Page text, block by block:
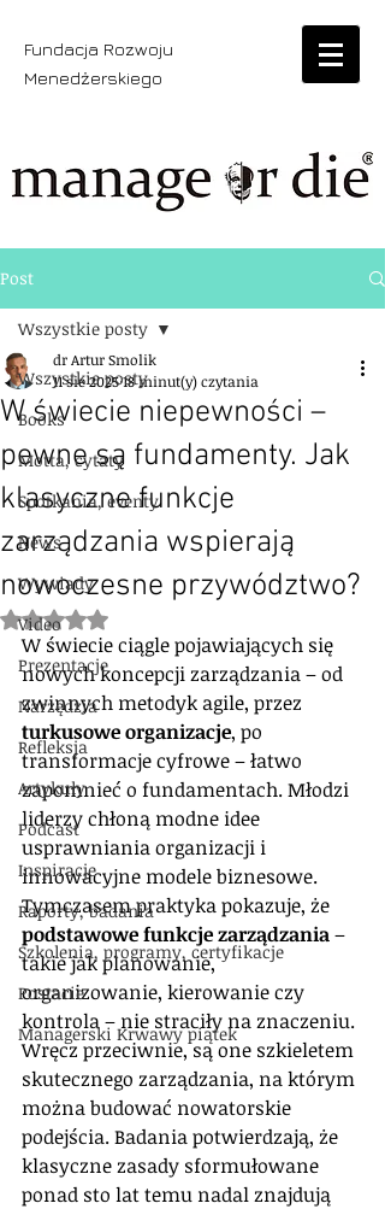
Fundacja Rozwoju
Menedżerskiego
Post
Wszystkie posty
Books
Motta, cytaty
Spotkania, eventy
News
Wywiady
Video
Prezentacje
Narzędzia
Refleksja
Artykuły
Podcast
Inspiracje
Raporty, badania
Szkolenia, programy, certyfikacje
Postacie
Managerski Krwawy piątek
Wszystkie posty
W świecie niepewności –
pewne są fundamenty. Jak
klasyczne funkcje
zarządzania wspierają
nowoczesne przywództwo?
dr Artur Smolik
11 sie 202518 minut(y) czytania
Oceniono na NaN z 5 gwiazdek.
W świecie ciągle pojawiających się
nowych koncepcji zarządzania – od
zwinnych metodyk agile, przez
turkusowe organizacje, po
transformacje cyfrowe – łatwo
zapomnieć o fundamentach. Młodzi
liderzy chłoną modne idee
usprawniania organizacji i
innowacyjne modele biznesowe.
Tymczasem praktyka pokazuje, że
podstawowe funkcje zarządzania –
takie jak planowanie,
organizowanie, kierowanie czy
kontrola – nie straciły na znaczeniu.
Wręcz przeciwnie, są one szkieletem
skutecznego zarządzania, na którym
można budować nowatorskie
podejścia. Badania potwierdzają, że
klasyczne zasady sformułowane
ponad sto lat temu nadal znajdują